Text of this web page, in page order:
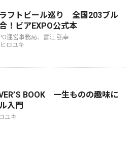
フトビール巡り 全国203ブル
！ビアEXPO公式本
運営事務局、富江 弘幸
ロユキ
BOOK 一生ものの趣味に
入門
ユキ